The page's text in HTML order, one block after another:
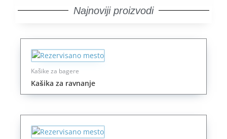
Najnoviji proizvodi
Kašike za bagere
Kašika za ravnanje